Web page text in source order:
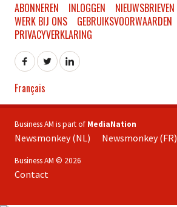
ABONNEREN INLOGGEN NIEUWSBRIEVEN
WERK BIJ ONS
GEBRUIKSVOORWAARDEN
PRIVACYVERKLARING
Français
Business AM is part of MediaNation
Newsmonkey (NL) Newsmonkey (FR)
Business AM © 2026
Contact